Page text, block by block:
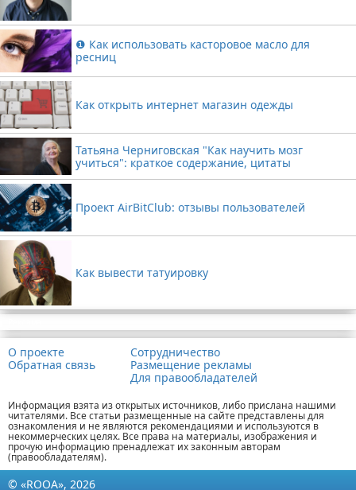
❶ Как использовать касторовое масло для
ресниц
Как открыть интернет магазин одежды
Татьяна Черниговская "Как научить мозг
учиться": краткое содержание, цитаты
Проект AirBitClub: отзывы пользователей
Как вывести татуировку
О проекте
Обратная связь
Сотрудничество
Размещение рекламы
Для правообладателей
Информация взята из открытых источников, либо прислана нашими
читателями. Все статьи размещенные на сайте представлены для
ознакомления и не являются рекомендациями и используются в
некоммерческих целях. Все права на материалы, изображения и
прочую информацию пренадлежат их законным авторам
(правообладателям).
© «ROOA», 2026